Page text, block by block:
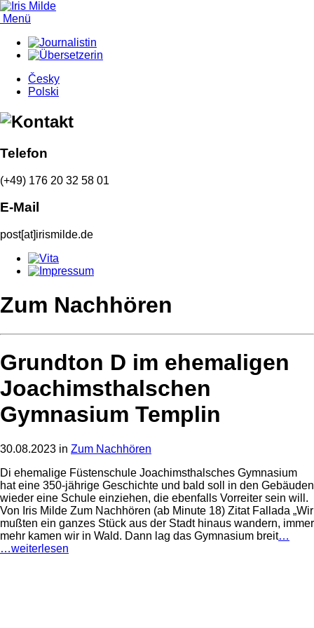
Menü
Česky
Polski
Telefon
(+49) 176 20 32 58 01
E-Mail
post[at]irismilde.de
Zum Nachhören
Grundton D im ehemaligen
Joachimsthalschen
Gymnasium Templin
30.08.2023 in Zum Nachhören
Di ehemalige Füstenschule Joachimsthalsches Gymnasium
hat eine 350-jährige Geschichte und bald soll in den Gebäuden
wieder eine Schule einziehen, die ebenfalls Vorreiter sein will.
Von Iris Milde Zum Nachhören (ab Minute 18) Zitat Fallada „Wir
mußten ein ganzes Stück aus der Stadt hinaus wandern, immer
mehr kamen wir in Wald. Dann lag das Gymnasium breit…
…weiterlesen